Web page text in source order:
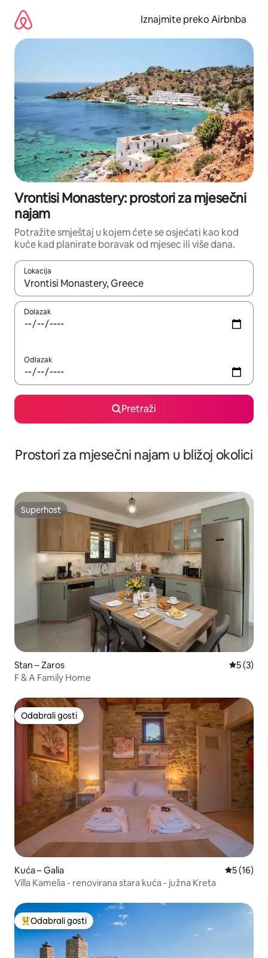
sadržaj
Iznajmite preko Airbnba
Vrontisi Monastery: prostori za mjesečni
najam
Potražite smještaj u kojem ćete se osjećati kao kod
kuće kad planirate boravak od mjesec ili više dana.
Lokacija
Kada budu dostupni rezultati, moći ćete ih pregledati
Dolazak
Odlazak
Pretraži
Prostori za mjesečni najam u bližoj okolici
Superhost
Superhost
Stan – Zaros
5 (3)
F & A Family Home
Odabrali gosti
Odabrali gosti
Kuća – Galia Prosječna
5 (16)
Villa Kamelia - renovirana stara kuća - južna Kreta
Među najviše rangiranima s oznakom „Odabrali gosti”
Odabrali gosti